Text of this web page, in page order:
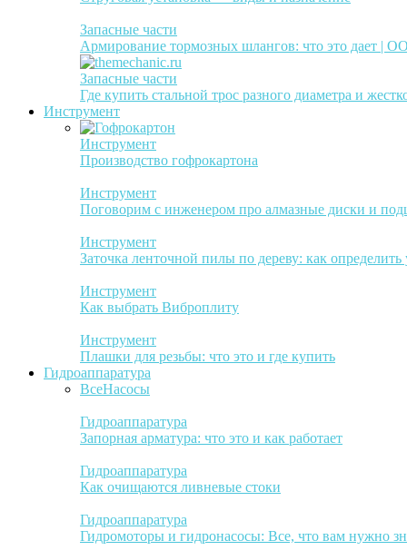
Запасные части
Армирование тормозных шлангов: что это дает |
Запасные части
Где купить стальной трос разного диаметра и
Инструмент
Инструмент
Производство гофрокартона
Инструмент
Поговорим с инженером про алмазные диски и
Инструмент
Заточка ленточной пилы по дереву: как
Инструмент
Как выбрать Виброплиту
Инструмент
Плашки для резьбы: что это и где купить
Гидроаппаратура
ВсеНасосы
Гидроаппаратура
Запорная арматура: что это и как работает
Гидроаппаратура
Как очищаются ливневые стоки
Гидроаппаратура
Гидромоторы и гидронасосы: Все, что вам нужно